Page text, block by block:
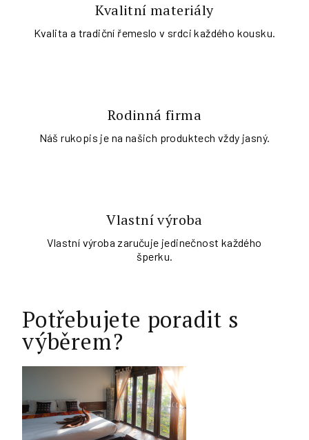
Kvalitní materiály
Kvalita a tradiční řemeslo v srdci každého kousku.
Rodinná firma
Náš rukopis je na našich produktech vždy jasný.
Vlastní výroba
Vlastní výroba zaručuje jedinečnost každého
šperku.
Potřebujete poradit s
výběrem?